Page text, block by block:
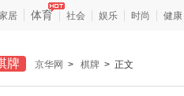
居 体育 社会 娱乐 时尚 健康
牌 京华网 > 棋牌 > 正文